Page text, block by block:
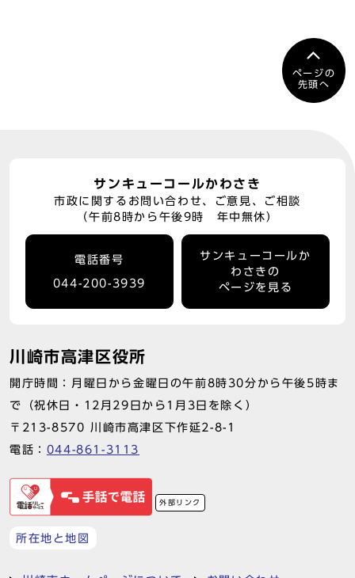
ページの
先頭へ
サンキューコールかわさき
市政に関するお問い合わせ、ご意見、ご相談
（午前8時から午後9時 年中無休）
電話番号
044-200-3939
サンキューコールか
わさきの
ページを見る
川崎市高津区役所
開庁時間：月曜日から金曜日の午前8時30分から午後5時ま
で（祝休日・12月29日から1月3日を除く）
〒213-8570 川崎市高津区下作延2-8-1
電話： 044-861-3113
外部リンク
所在地と地図